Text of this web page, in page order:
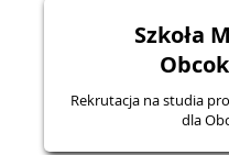
Szkoła
Rekrutacja na studia
dla